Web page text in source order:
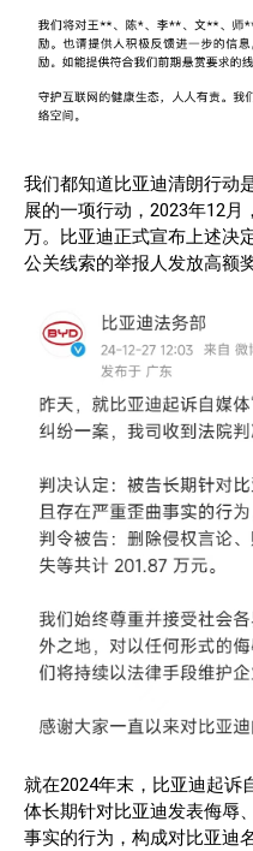
我们都知道‌比亚迪清朗行动
展的一项行动，2023年12月
万。比亚迪正式宣布上述决
公关线索的举报人发放高额奖
就在2024年末，比亚迪起诉
体长期针对比亚迪发表侮辱
事实的行为，构成对比亚迪